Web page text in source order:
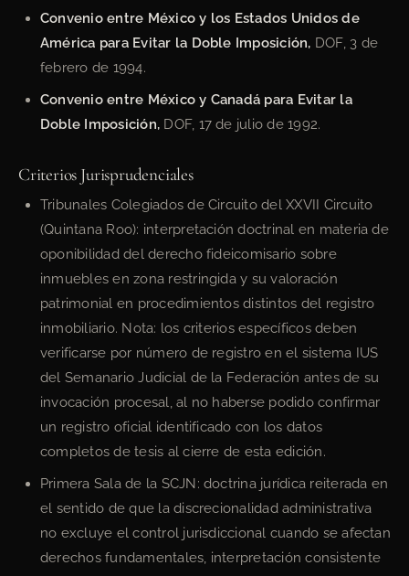
Convenio entre México y los Estados Unidos de
América para Evitar la Doble Imposición, DOF, 3 de
febrero de 1994.
Convenio entre México y Canadá para Evitar la
Doble Imposición, DOF, 17 de julio de 1992.
Criterios Jurisprudenciales
Tribunales Colegiados de Circuito del XXVII Circuito
(Quintana Roo): interpretación doctrinal en materia de
oponibilidad del derecho fideicomisario sobre
inmuebles en zona restringida y su valoración
patrimonial en procedimientos distintos del registro
inmobiliario. Nota: los criterios específicos deben
verificarse por número de registro en el sistema IUS
del Semanario Judicial de la Federación antes de su
invocación procesal, al no haberse podido confirmar
un registro oficial identificado con los datos
completos de tesis al cierre de esta edición.
Primera Sala de la SCJN: doctrina jurídica reiterada en
el sentido de que la discrecionalidad administrativa
no excluye el control jurisdiccional cuando se afectan
derechos fundamentales, interpretación consistente